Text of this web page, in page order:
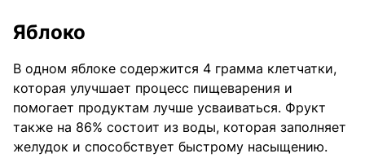
Яблоко
В одном яблоке содержится 4 грамма клетчатки,
которая улучшает процесс пищеварения и
помогает продуктам лучше усваиваться. Фрукт
также на 86% состоит из воды, которая заполняет
желудок и способствует быстрому насыщению.